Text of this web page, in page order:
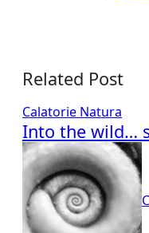
Related Post
Calatorie Natura
Into the wild…